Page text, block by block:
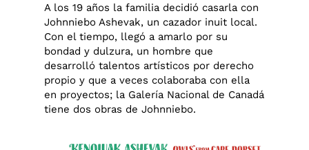
A los 19 años la familia decidió casarla con
Johnniebo Ashevak, un cazador inuit local.
Con el tiempo, llegó a amarlo por su
bondad y dulzura, un hombre que
desarrolló talentos artísticos por derecho
propio y que a veces colaboraba con ella
en proyectos; la Galería Nacional de Canadá
tiene dos obras de Johnniebo.